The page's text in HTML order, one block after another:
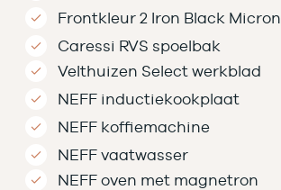
Frontkleur 2 Iron Black Micron
Caressi RVS spoelbak
Velthuizen Select werkblad
NEFF inductiekookplaat
NEFF koffiemachine
NEFF vaatwasser
NEFF oven met magnetron